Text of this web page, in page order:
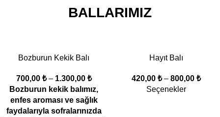
BALLARIMIZ
Bozburun Kekik Balı
700,00 ₺ – 1.300,00 ₺
Bozburun kekik balımız,
enfes aroması ve sağlık
faydalarıyla sofralarınızda
Hayıt Balı
420,00 ₺ – 800,00 ₺
Seçenekler